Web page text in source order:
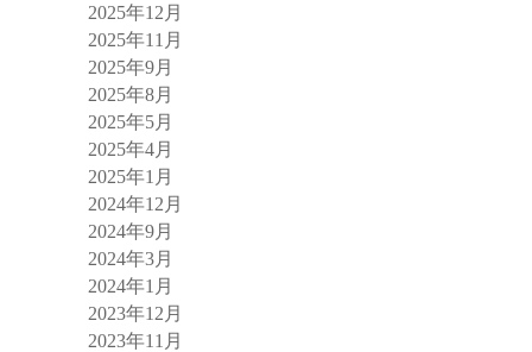
2025年12月
2025年11月
2025年9月
2025年8月
2025年5月
2025年4月
2025年1月
2024年12月
2024年9月
2024年3月
2024年1月
2023年12月
2023年11月